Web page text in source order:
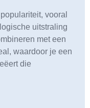
vooral
uitstraling
met een
waardoor je een
die